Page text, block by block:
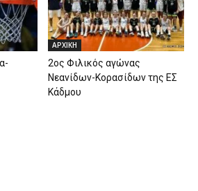
ΑΡΧΙΚΗ
2ος Φιλικός αγώνας
Νεανίδων-Κορασίδων της ΕΣ
Κάδμου